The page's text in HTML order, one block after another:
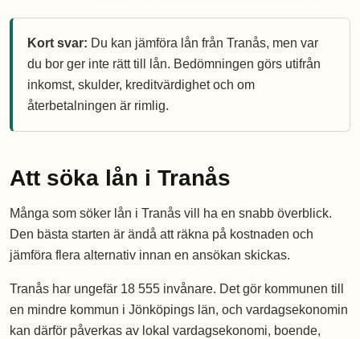
Kort svar: Du kan jämföra lån från Tranås, men var
du bor ger inte rätt till lån. Bedömningen görs utifrån
inkomst, skulder, kreditvärdighet och om
återbetalningen är rimlig.
Att söka lån i Tranås
Många som söker lån i Tranås vill ha en snabb överblick.
Den bästa starten är ändå att räkna på kostnaden och
jämföra flera alternativ innan en ansökan skickas.
Tranås har ungefär 18 555 invånare. Det gör kommunen till
en mindre kommun i Jönköpings län, och vardagsekonomin
kan därför påverkas av lokal vardagsekonomi, boende,